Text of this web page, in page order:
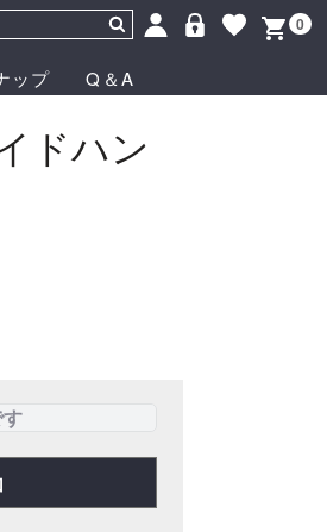
0
ップ Q＆A
ドハン